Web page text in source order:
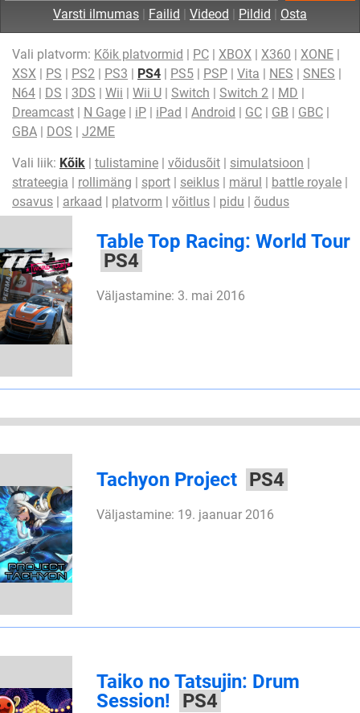
Varsti ilmumas | Failid | Videod | Pildid | Osta
Vali platvorm: Kõik platvormid | PC | XBOX | X360 | XONE |
XSX | PS | PS2 | PS3 | PS4 | PS5 | PSP | Vita | NES | SNES |
N64 | DS | 3DS | Wii | Wii U | Switch | Switch 2 | MD |
Dreamcast | N Gage | iP | iPad | Android | GC | GB | GBC |
GBA | DOS | J2ME
Vali liik: Kõik | tulistamine | võidusõit | simulatsioon |
strateegia | rollimäng | sport | seiklus | märul | battle royale |
osavus | arkaad | platvorm | võitlus | pidu | õudus
Table Top Racing: World Tour
PS4
Väljastamine: 3. mai 2016
Tachyon Project PS4
Väljastamine: 19. jaanuar 2016
Taiko no Tatsujin: Drum
Session!
PS4